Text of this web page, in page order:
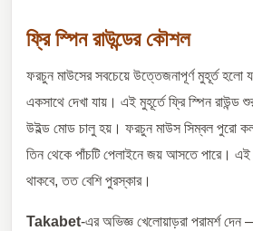
ফ্রি স্পিন রাউন্ডের কৌশল
ফরচুন মাউসের সবচেয়ে উত্তেজনাপূর্ণ মুহূর্ত হলো
একসাথে দেখা যায়। এই মুহূর্তে ফ্রি স্পিন রাউন্ড
উইল্ড মোড চালু হয়। ফরচুন মাউস সিম্বল পুরো
তিন থেকে পাঁচটি পেলাইনে জয় আসতে পারে। এই
থাকবে, তত বেশি পুরস্কার।
Takabet-এর অভিজ্ঞ খেলোয়াড়রা পরামর্শ দেন